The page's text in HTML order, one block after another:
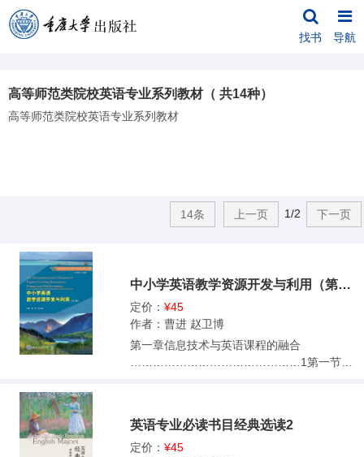
找书 导航
高等师范类院校英语专业系列教材（ 共14种）
高等师范类院校英语专业系列教材
14条 上一页 1/2 下一页
中小学英语教学资源开发与利用（第2版）
定价： ¥45
作者：曹进 赵卫博
第一章信息技术与英语课程的融合
………………………………………1第一节信
5第三节人工智能与英语教学融合的现状与趋
英语专业必读书目经典选读2
定价： ¥45